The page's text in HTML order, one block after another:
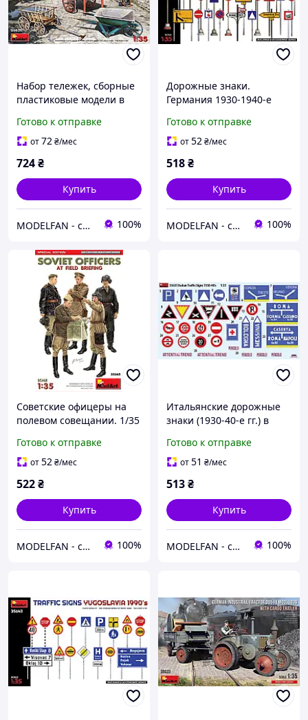
Набор тележек, сборные
пластиковые модели в
35621
Готово к отправке
от72₴/мес
724₴
Купить
MODELFAN - сборные пластиковые модели и товары для моделирования 100%
Дорожные знаки.
Германия 1930-1940-е
1/35 MINIART 35633
Готово к отправке
от52₴/мес
518₴
Купить
MODELFAN - сборные пластиковые модели и товары для моделирования 100%
Советские офицеры на
полевом совещании. 1/35
Готово к отправке
от52₴/мес
522₴
Купить
MODELFAN - сборные пластиковые модели и товары для моделирования 100%
Итальянские дорожные
знаки (1930-40-е гг.) в
35637
Готово к отправке
от51 ₴/мес
513₴
Купить
MODELFAN - сборные пластиковые модели и товары для моделирования 100%